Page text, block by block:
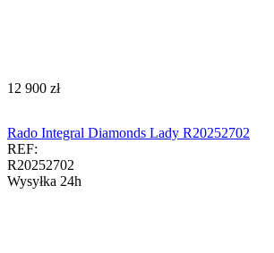
‍12 900‍ zł
Rado Integral Diamonds Lady R20252702
REF:
R20252702
Wysyłka 24h